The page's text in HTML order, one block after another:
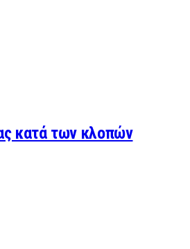
κατά των κλοπών